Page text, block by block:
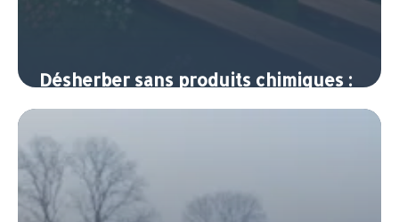
Désherber sans produits chimiques :
méthodes naturelles efficaces
8 juin 2026